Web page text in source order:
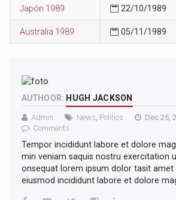
Japón 1989 22/10/1989
Australia 1989 05/11/1989
AUTHOOR: HUGH JACKSON
Admin News Politics
Dec 25,
Comments
Tempor incididunt labore et dolore
min veniam saquis nostru exercitation
onsequat lorem ipsum dolor tasit amet
eiusmod incididunt labore et dolore